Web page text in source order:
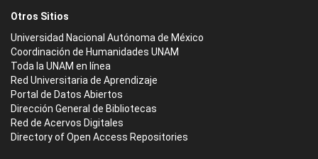
Otros Sitios
Universidad Nacional Autónoma de México
Coordinación de Humanidades UNAM
Toda la UNAM en línea
Red Universitaria de Aprendizaje
Portal de Datos Abiertos
Dirección General de Bibliotecas
Red de Acervos Digitales
Directory of Open Access Repositories